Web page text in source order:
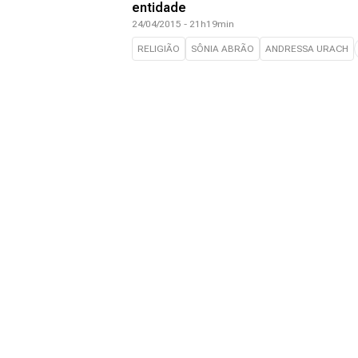
entidade
24/04/2015 - 21h19min
RELIGIÃO SÔNIA ABRÃO ANDRESSA URACH